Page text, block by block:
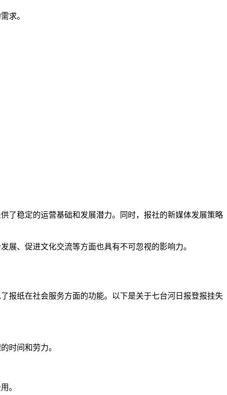
求。
了稳定的运营基础和发展潜力。同时，报社的新媒体发展策略
展、促进文化交流等方面也具有不可忽视的影响力。
报纸在社会服务方面的功能。以下是关于七台河日报登报挂失
时间和劳力。
。